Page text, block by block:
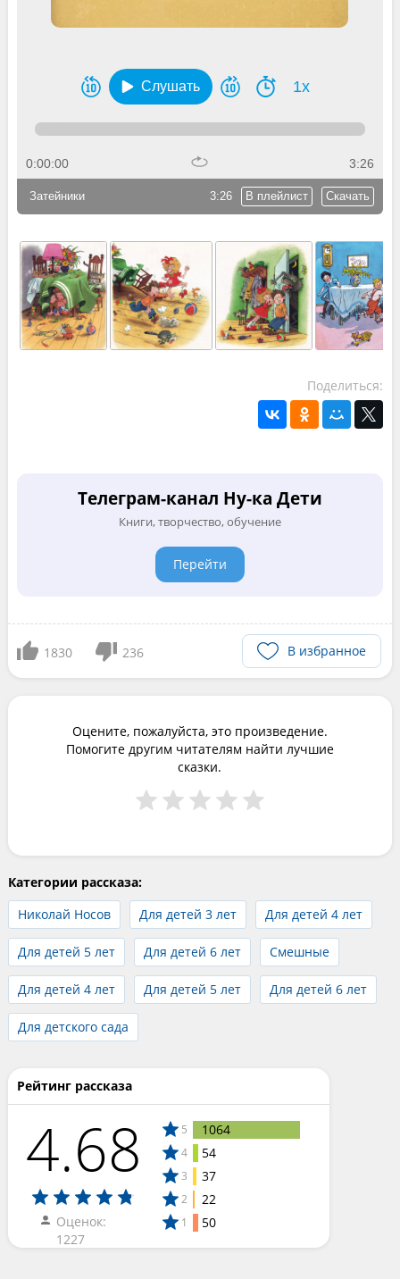
Слушать 1x
0:00:00 3:26
3:26 В плейлист Скачать
Затейники
Поделиться:
Телеграм-канал Ну-ка Дети
Книги, творчество, обучение
Перейти
1830 236 В избранное
Оцените, пожалуйста, это произведение.
Помогите другим читателям найти лучшие
сказки.
Категории рассказа:
Николай Носов
Для детей 3 лет Для детей 4 лет
Для детей 5 лет Для детей 6 лет Смешные
Для детей 4 лет Для детей 5 лет Для детей 6 лет
Для детского сада
Рейтинг рассказа
4.68
Оценок:
1227
5 1064
4 54
3 37
2 22
1 50